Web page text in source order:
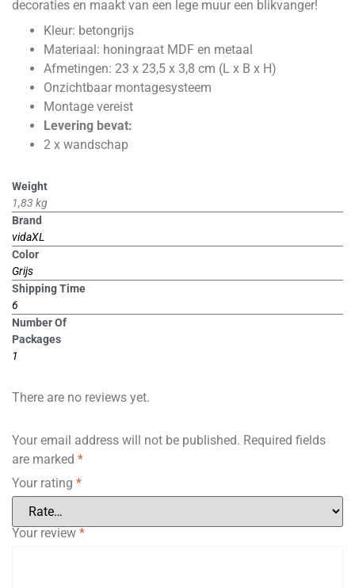
decoraties en maakt van een lege muur een blikvanger!
Kleur: betongrijs
Materiaal: honingraat MDF en metaal
Afmetingen: 23 x 23,5 x 3,8 cm (L x B x H)
Onzichtbaar montagesysteem
Montage vereist
Levering bevat:
2 x wandschap
Weight
1,83 kg
Brand
vidaXL
Color
Grijs
Shipping Time
6
Number Of
Packages
1
There are no reviews yet.
Your email address will not be published. Required fields
are marked *
Your rating *
Your review *